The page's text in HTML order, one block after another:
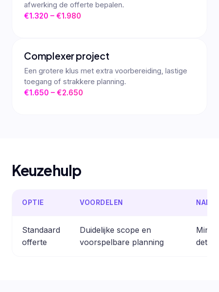
afwerking de offerte bepalen.
€1.320 – €1.980
Complexer project
Een grotere klus met extra voorbereiding, lastige
toegang of strakkere planning.
€1.650 – €2.650
Keuzehulp
OPTIE VOORDELEN
Standaard
offerte
Duidelijke scope en
voorspelbare planning